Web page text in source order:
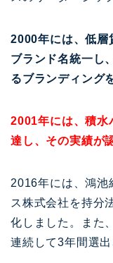
2000年には、低層
ブランド名統一し
るブランディング
2001年には、積水
達し、その実績が
2016年には、鴻池
ス株式会社を持分
化しました。また
連続して3年間選出